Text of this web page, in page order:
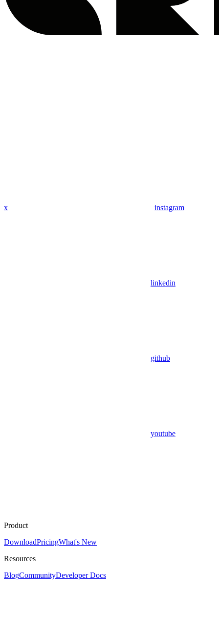
x instagram
linkedin
github
youtube
Product
DownloadPricingWhat's New
Resources
BlogCommunityDeveloper Docs